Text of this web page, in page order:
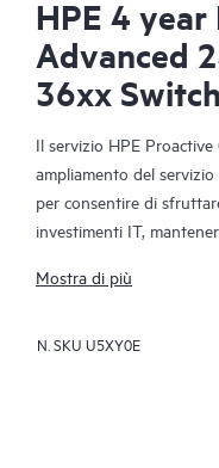
HPE 4
Advanced
36xx
Il servizio HPE
ampliamento del
per consentire di
investimenti IT,
lasciare libero il
consulenze tecniche e
Mostra di più
N. SKU U5XY0E